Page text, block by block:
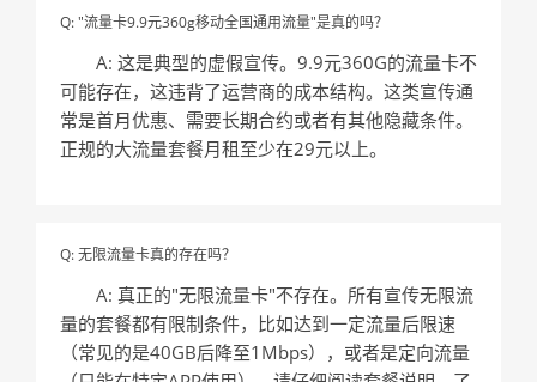
Q: "流量卡9.9元360g移动全国通用流量"是真的吗？
A: 这是典型的虚假宣传。9.9元360G的流量卡不
可能存在，这违背了运营商的成本结构。这类宣传通
常是首月优惠、需要长期合约或者有其他隐藏条件。
正规的大流量套餐月租至少在29元以上。
Q: 无限流量卡真的存在吗？
A: 真正的"无限流量卡"不存在。所有宣传无限流
量的套餐都有限制条件，比如达到一定流量后限速
（常见的是40GB后降至1Mbps），或者是定向流量